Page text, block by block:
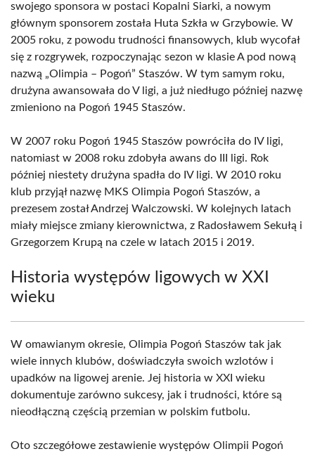
swojego sponsora w postaci Kopalni Siarki, a nowym
głównym sponsorem została Huta Szkła w Grzybowie. W
2005 roku, z powodu trudności finansowych, klub wycofał
się z rozgrywek, rozpoczynając sezon w klasie A pod nową
nazwą „Olimpia – Pogoń” Staszów. W tym samym roku,
drużyna awansowała do V ligi, a już niedługo później nazwę
zmieniono na Pogoń 1945 Staszów.
W 2007 roku Pogoń 1945 Staszów powróciła do IV ligi,
natomiast w 2008 roku zdobyła awans do III ligi. Rok
później niestety drużyna spadła do IV ligi. W 2010 roku
klub przyjął nazwę MKS Olimpia Pogoń Staszów, a
prezesem został Andrzej Walczowski. W kolejnych latach
miały miejsce zmiany kierownictwa, z Radosławem Sekułą i
Grzegorzem Krupą na czele w latach 2015 i 2019.
Historia występów ligowych w XXI
wieku
W omawianym okresie, Olimpia Pogoń Staszów tak jak
wiele innych klubów, doświadczyła swoich wzlotów i
upadków na ligowej arenie. Jej historia w XXI wieku
dokumentuje zarówno sukcesy, jak i trudności, które są
nieodłączną częścią przemian w polskim futbolu.
Oto szczegółowe zestawienie występów Olimpii Pogoń